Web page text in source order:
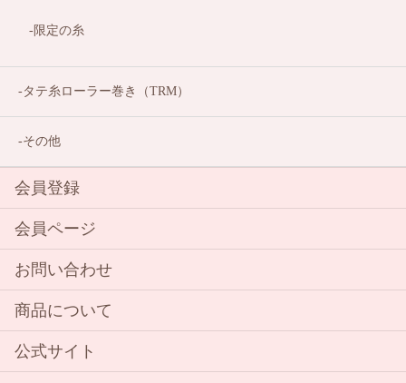
限定の糸
タテ糸ローラー巻き（TRM）
その他
会員登録
会員ページ
お問い合わせ
商品について
公式サイト